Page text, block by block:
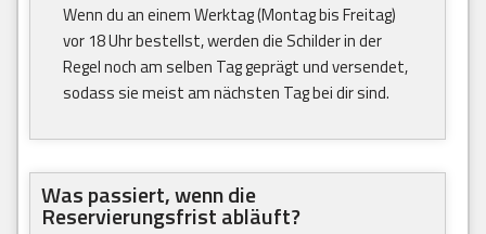
Wenn du an einem Werktag (Montag bis Freitag)
vor 18 Uhr bestellst, werden die Schilder in der
Regel noch am selben Tag geprägt und versendet,
sodass sie meist am nächsten Tag bei dir sind.
Was passiert, wenn die
Reservierungsfrist abläuft?